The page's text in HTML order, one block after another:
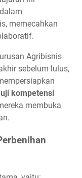
memecahkan
Agribisnis
sebelum lulus,
kompetensi
membuka